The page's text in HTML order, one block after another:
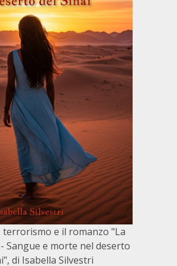
terrorismo e il romanzo "La
Sangue e morte nel deserto
di Isabella Silvestri